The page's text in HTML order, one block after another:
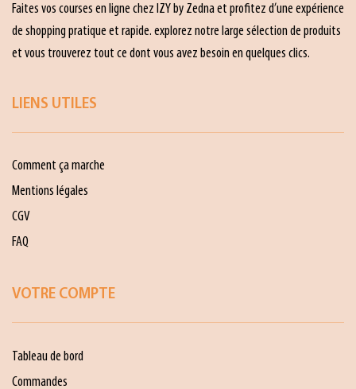
Faites vos courses en ligne chez IZY by Zedna et profitez d’une expérience
de shopping pratique et rapide. explorez notre large sélection de produits
et vous trouverez tout ce dont vous avez besoin en quelques clics.
LIENS UTILES
Comment ça marche
Mentions légales
CGV
FAQ
VOTRE COMPTE
Tableau de bord
Commandes